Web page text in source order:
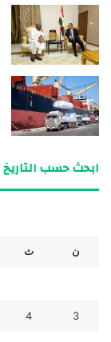
ابحث حسب التاريخ
ن ث
3
4